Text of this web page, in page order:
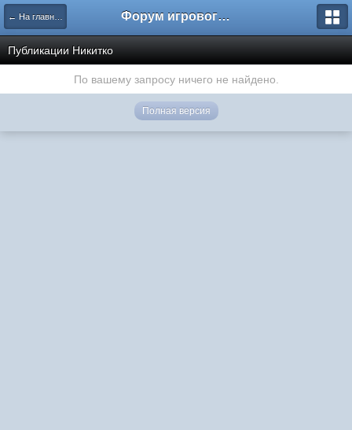
← На главную Форум игрового проекта Riverrise
Публикации Никитко
По вашему запросу ничего не найдено.
Полная версия